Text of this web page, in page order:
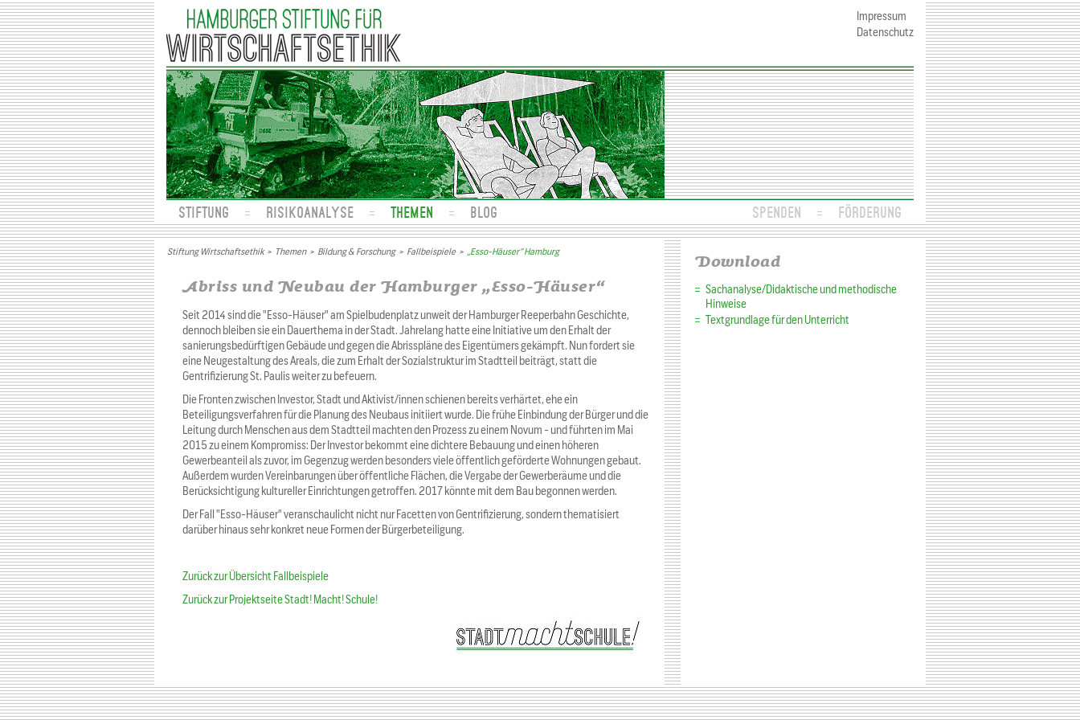
STIFTUNG RISIKOANALYSE THEMEN BLOG SPENDEN FÖRDERUNG
Impressum
Datenschutz
Stiftung Wirtschaftsethik> Themen> Bildung & Forschung> Fallbeispiele> „Esso-Häuser“ Hamburg
Abriss und Neubau der Hamburger „Esso-Häuser“
Seit 2014 sind die "Esso-Häuser" am Spielbudenplatz unweit der Hamburger Reeperbahn Geschichte,
dennoch bleiben sie ein Dauerthema in der Stadt. Jahrelang hatte eine Initiative um den Erhalt der
sanierungsbedürftigen Gebäude und gegen die Abrisspläne des Eigentümers gekämpft. Nun fordert sie
eine Neugestaltung des Areals, die zum Erhalt der Sozialstruktur im Stadtteil beiträgt, statt die
Gentrifizierung St. Paulis weiter zu befeuern.
Die Fronten zwischen Investor, Stadt und Aktivist/innen schienen bereits verhärtet, ehe ein
Beteiligungsverfahren für die Planung des Neubaus initiiert wurde. Die frühe Einbindung der Bürger und die
Leitung durch Menschen aus dem Stadtteil machten den Prozess zu einem Novum - und führten im Mai
2015 zu einem Kompromiss: Der Investor bekommt eine dichtere Bebauung und einen höheren
Gewerbeanteil als zuvor, im Gegenzug werden besonders viele öffentlich geförderte Wohnungen gebaut.
Außerdem wurden Vereinbarungen über öffentliche Flächen, die Vergabe der Gewerberäume und die
Berücksichtigung kultureller Einrichtungen getroffen. 2017 könnte mit dem Bau begonnen werden.
Der Fall "Esso-Häuser" veranschaulicht nicht nur Facetten von Gentrifizierung, sondern thematisiert
darüber hinaus sehr konkret neue Formen der Bürgerbeteiligung.
Zurück zur Übersicht Fallbeispiele
Zurück zur Projektseite Stadt! Macht! Schule!
Download
Sachanalyse/Didaktische und methodische
Hinweise
Textgrundlage für den Unterricht